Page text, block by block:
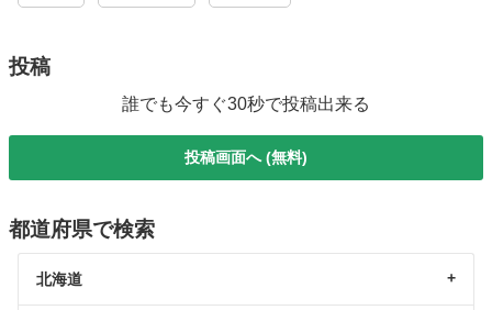
投稿
誰でも今すぐ30秒で投稿出来る
投稿画面へ (無料)
都道府県で検索
北海道